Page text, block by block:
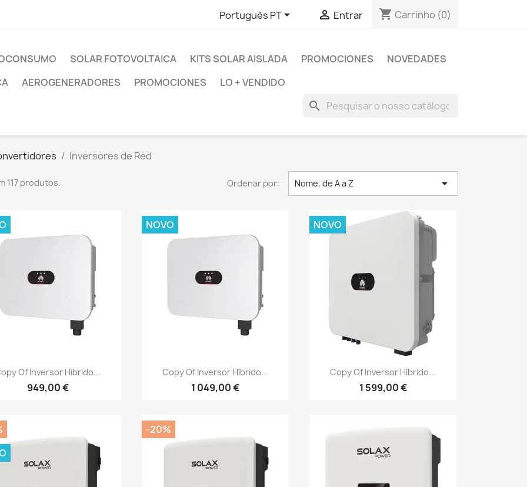
Português PT  Entrar shopping_cart Carrinho (0)
SOLAR FOTOVOLTAICA KITS SOLAR AISLADA PROMOCIONES
NOVEDADES
AEROGENERADORES PROMOCIONES LO + VENDIDO
search
Inversores de Red
117 produtos. Ordenar por: Nome, de A a Z 
Vista rápida
Of Inversor Híbrido...
949,00 €
Vista rápida
Copy Of Inversor Híbrido...
1 049,00 €
NOVO
Vista rápida
Copy Of Inversor Híbrido...
1 599,00 €
NOVO
-20%